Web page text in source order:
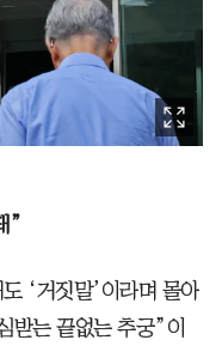
”
‘거짓말’이라며 몰아
받는 끝없는 추궁”이